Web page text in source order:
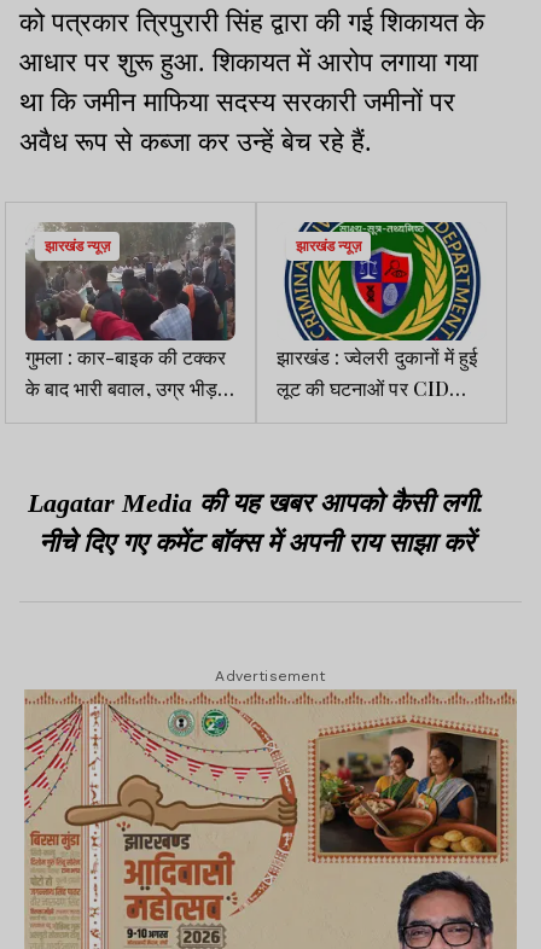
को पत्रकार त्रिपुरारी सिंह द्वारा की गई शिकायत के
आधार पर शुरू हुआ. शिकायत में आरोप लगाया गया
था कि जमीन माफिया सदस्य सरकारी जमीनों पर
अवैध रूप से कब्जा कर उन्हें बेच रहे हैं.
झारखंड न्यूज़
गुमला : कार-बाइक की टक्कर
के बाद भारी बवाल, उग्र भीड़ ने
वाहन में की तोड़फोड़
झारखंड न्यूज़
झारखंड : ज्वेलरी दुकानों में हुई
लूट की घटनाओं पर CID
सख्त, SIT के सदस्यों के साथ
Lagatar Media की यह खबर आपको कैसी लगी.
नीचे दिए गए कमेंट बॉक्स में अपनी राय साझा करें
Advertisement